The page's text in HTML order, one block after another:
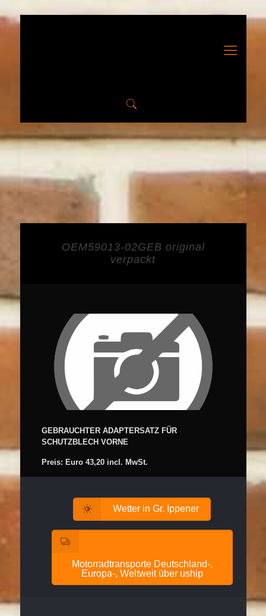
OEM59013-02GEB original
verpackt
GEBRAUCHTER ADAPTERSATZ FÜR
SCHUTZBLECH VORNE
Preis: Euro 43,20 incl. MwSt.
Wetter in Gr. Ippener
Motorradtransporte Deutschland-,
Europa-, Weltweit über uship